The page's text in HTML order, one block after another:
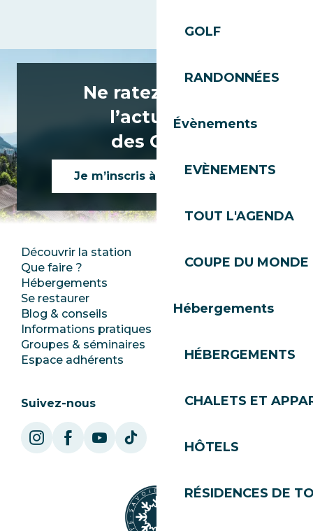
GOLF
RANDONNÉES
Évènements
EVÈNEMENTS
TOUT L'AGENDA
COUPE DU
Hébergements
HÉBERGEMENTS
CHALETS ET
HÔTELS
RÉSIDENCES DE
Ne ratez rien de
l’actualité
des Gets !
Je m’inscris à la newsletter
Découvrir la station
Que faire ?
Hébergements
Se restaurer
Blog & conseils
Informations pratiques
Groupes & séminaires
Espace adhérents
Club Les Gets
Ecotourisme
SoleGets
Les Gets Tourisme
Suivez-nous